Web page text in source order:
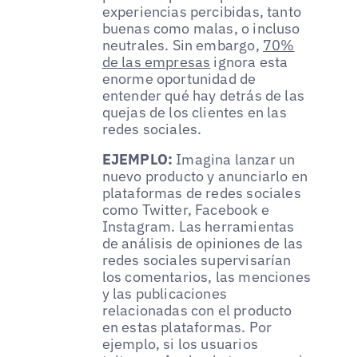
experiencias percibidas, tanto
buenas como malas, o incluso
neutrales. Sin embargo, 70%
de las empresas ignora esta
enorme oportunidad de
entender qué hay detrás de las
quejas de los clientes en las
redes sociales.
EJEMPLO: Imagina lanzar un
nuevo producto y anunciarlo en
plataformas de redes sociales
como Twitter, Facebook e
Instagram. Las herramientas
de análisis de opiniones de las
redes sociales supervisarían
los comentarios, las menciones
y las publicaciones
relacionadas con el producto
en estas plataformas. Por
ejemplo, si los usuarios